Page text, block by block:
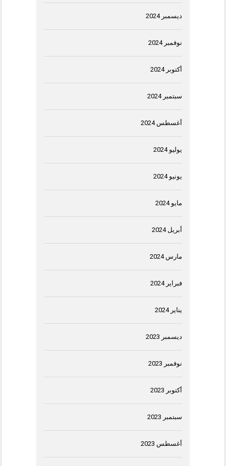
ديسمبر 2024
نوفمبر 2024
أكتوبر 2024
سبتمبر 2024
أغسطس 2024
يوليو 2024
يونيو 2024
مايو 2024
أبريل 2024
مارس 2024
فبراير 2024
يناير 2024
ديسمبر 2023
نوفمبر 2023
أكتوبر 2023
سبتمبر 2023
أغسطس 2023